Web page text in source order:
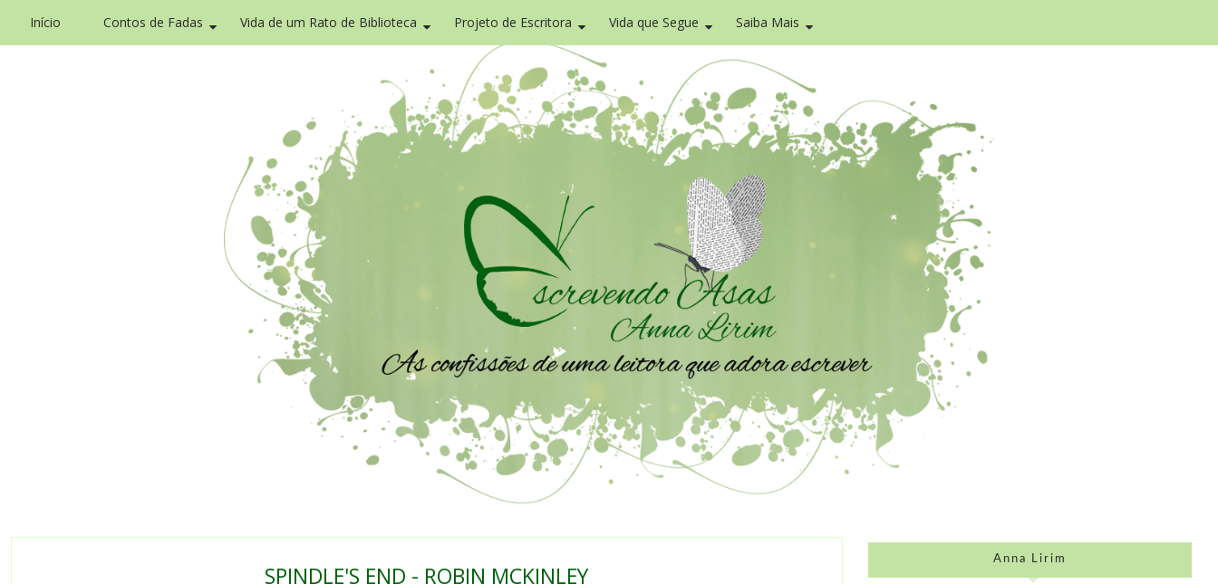
Início Contos de Fadas Vida de um Rato de Biblioteca Projeto de Escritora Vida que Segue Saiba Mais
SPINDLE'S END - ROBIN MCKINLEY
Anna Lirim